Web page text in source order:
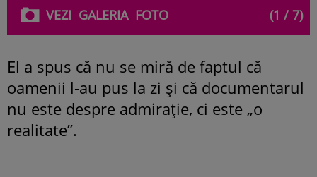
VEZI GALERIAFOTO (1 / 7)
El a spus că nu se miră de faptul că
oamenii l-au pus la zi și că documentarul
nu este despre admirație, ci este „o
realitate”.